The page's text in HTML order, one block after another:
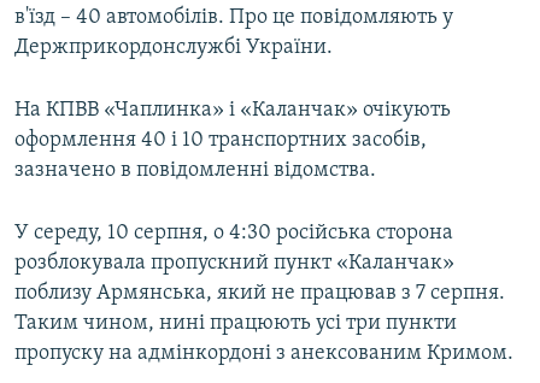
СПЕЦПРОЕКТИ
ДЕПОРТАЦІЯ
ВІДЕОУРОКИ «ELIFBE»
СВІДЧЕННЯ ОКУПАЦІЇ
ІНФОГРАФІКА
ЯК ОБІЙТИ БЛОКУВАННЯ
Русский
Qırımtatar
ДОЛУЧАЙСЯ!
Усі сайти RFE/RL
в'їзд – 40 автомобілів. Про це повідомляють у
Держприкордонслужбі України.
На КПВВ «Чаплинка» і «Каланчак» очікують
оформлення 40 і 10 транспортних засобів,
зазначено в повідомленні відомства.
У середу, 10 серпня, о 4:30 російська сторона
розблокувала пропускний пункт «Каланчак»
поблизу Армянська, який не працював з 7 серпня.
Таким чином, нині працюють усі три пункти
пропуску на адмінкордоні з анексованим Кримом.